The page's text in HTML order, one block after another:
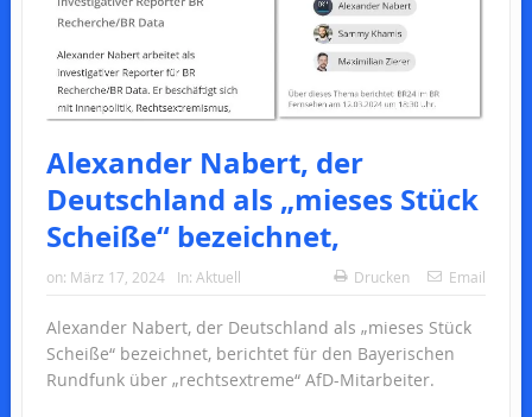
Alexander Nabert, der
Deutschland als „mieses Stück
Scheiße“ bezeichnet,
on: März 17, 2024 In: Aktuell Drucken Email
Alexander Nabert, der Deutschland als „mieses Stück
Scheiße“ bezeichnet, berichtet für den Bayerischen
Rundfunk über „rechtsextreme“ AfD-Mitarbeiter.